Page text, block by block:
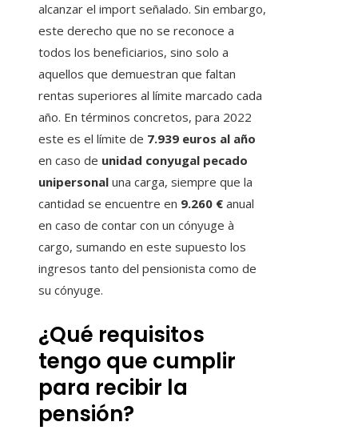
alcanzar el import señalado. Sin embargo,
este derecho que no se reconoce a
todos los beneficiarios, sino solo a
aquellos que demuestran que faltan
rentas superiores al límite marcado cada
año. En términos concretos, para 2022
este es el límite de 7.939 euros al año
en caso de unidad conyugal pecado
unipersonal una carga, siempre que la
cantidad se encuentre en 9.260 € anual
en caso de contar con un cónyuge à
cargo, sumando en este supuesto los
ingresos tanto del pensionista como de
su cónyuge.
¿Qué requisitos
tengo que cumplir
para recibir la
pensión?